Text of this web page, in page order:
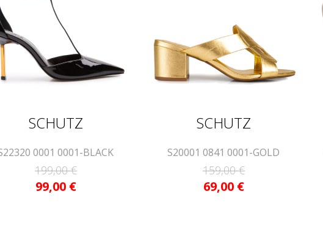
SCHUTZ
0001 0001-BLACK
199,00 €
99,00 €
SCHUTZ
S20001 0841 0001-GOLD
159,00 €
69,00 €